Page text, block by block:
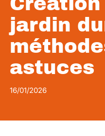
jardin
astuces
16/01/2026